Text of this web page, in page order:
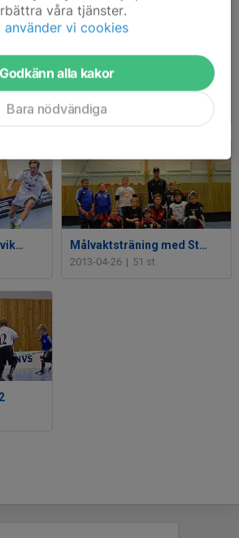
Alundacupen 2015, Måndag 26/10, Olandshallen Ungdomsavslutning 2015.03.27
2015-03-27
Storvreta IBK - Sandvikens AIK IB Målvaktsträning med Storvretastjärnor
2013-04-26 | 51 st
våra tjänster.
använder vi cookies
Godkänn alla kakor
Bara nödvändiga